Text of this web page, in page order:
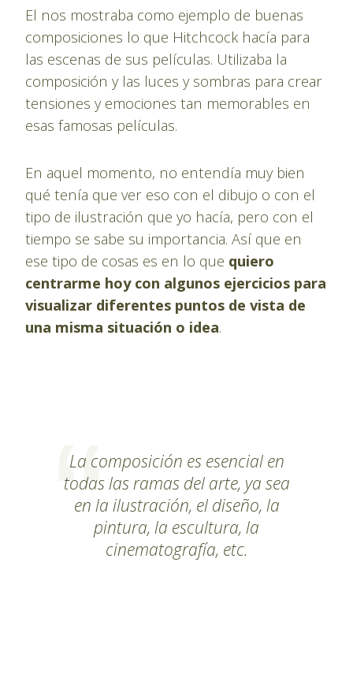
El nos mostraba como ejemplo de buenas
composiciones lo que Hitchcock hacía para
las escenas de sus películas. Utilizaba la
composición y las luces y sombras para crear
tensiones y emociones tan memorables en
esas famosas películas.
En aquel momento, no entendía muy bien
qué tenía que ver eso con el dibujo o con el
tipo de ilustración que yo hacía, pero con el
tiempo se sabe su importancia. Así que en
ese tipo de cosas es en lo que quiero
centrarme hoy con algunos ejercicios para
visualizar diferentes puntos de vista de
una misma situación o idea.
La composición es esencial en
todas las ramas del arte, ya sea
en la ilustración, el diseño, la
pintura, la escultura, la
cinematografía, etc.